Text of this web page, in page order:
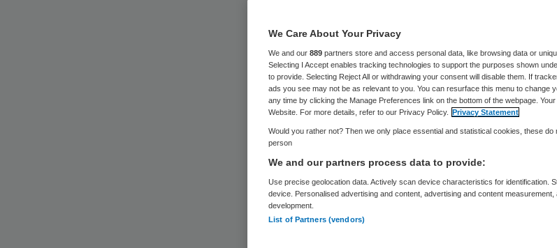
We Care About Your Privacy
We and our 889 partners store and access personal data, like browsing data or
Selecting I Accept enables tracking technologies to support the purposes shown
to provide. Selecting Reject All or withdrawing your consent will disable them. If
ads you see may not be as relevant to you. You can resurface this menu to change
any time by clicking the Manage Preferences link on the bottom of the webpage.
Website. For more details, refer to our Privacy Policy. Privacy Statement
Would you rather not? Then we only place essential and statistical cookies, these
person
We and our partners process data to provide:
Use precise geolocation data. Actively scan device characteristics for identification.
device. Personalised advertising and content, advertising and content
development.
List of Partners (vendors)